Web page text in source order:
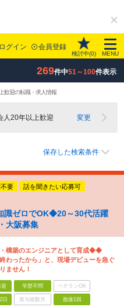
ログイン 会員登録
検討中(0) MENU
269件中51～100件表示
歓迎の転職・求人情報
人20年以上歓迎 変更
保存した検索条件
要 話を聞きたい応募可
識ゼロでOK◆20～30代活躍
大阪募集
構築のエンジニアとして育成◆◆
終わったから」と、現場デビューを急ぐ
ません！
学歴不問 ベテランOK
日 賞与複数月 面接1回